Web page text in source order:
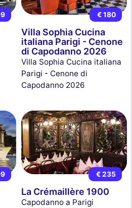
€ 180
Villa Sophia Cucina
italiana Parigi - Cenone
di Capodanno 2026
Villa Sophia Cucina italiana
Parigi - Cenone di
Capodanno 2026
€ 235
La Crémaillère 1900
Capodanno a Parigi